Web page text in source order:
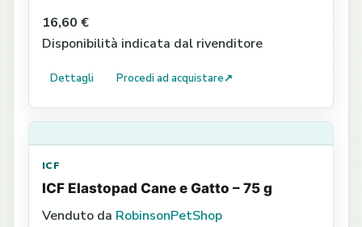
16,60 €
Disponibilità indicata dal rivenditore
Dettagli Procedi ad acquistare↗
ICF
ICF Elastopad Cane e Gatto – 75 g
Venduto da RobinsonPetShop